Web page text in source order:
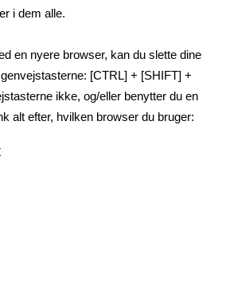
i dem alle.
en nyere browser, kan du slette dine
[CTRL] + [SHIFT] +
ikke, og/eller benytter du en
alt efter, hvilken browser du bruger: